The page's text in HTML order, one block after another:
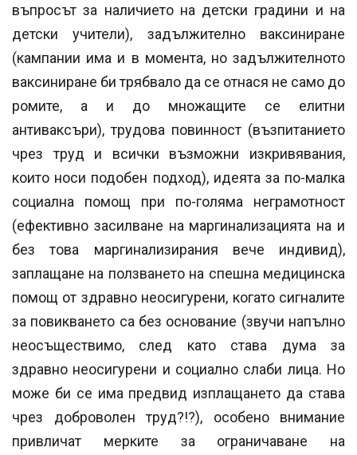
въпросът за наличието на детски градини и на
детски учители), задължително ваксиниране
(кампании има и в момента, но задължителното
ваксиниране би трябвало да се отнася не само до
ромите, а и до множащите се елитни
антиваксъри), трудова повинност (възпитанието
чрез труд и всички възможни изкривявания,
които носи подобен подход), идеята за по-малка
социална помощ при по-голяма неграмотност
(ефективно засилване на маргинализацията на и
без това маргинализирания вече индивид),
заплащане на ползването на спешна медицинска
помощ от здравно неосигурени, когато сигналите
за повикването са без основание (звучи напълно
неосъществимо, след като става дума за
здравно неосигурени и социално слаби лица. Но
може би се има предвид изплащането да става
чрез доброволен труд?!?), особено внимание
привличат мерките за ограничаване на